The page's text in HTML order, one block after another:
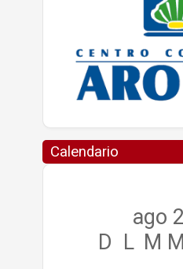
Calendario
ago
D L M M